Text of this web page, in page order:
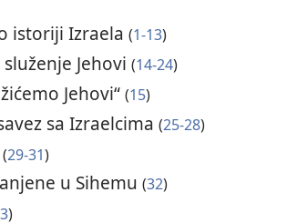
istoriji Izraela (1-13)
Jehovi (14-24)
Jehovi“(15)
sa Izraelcima (25-28)
(29-31)
u Sihemu (32)
)